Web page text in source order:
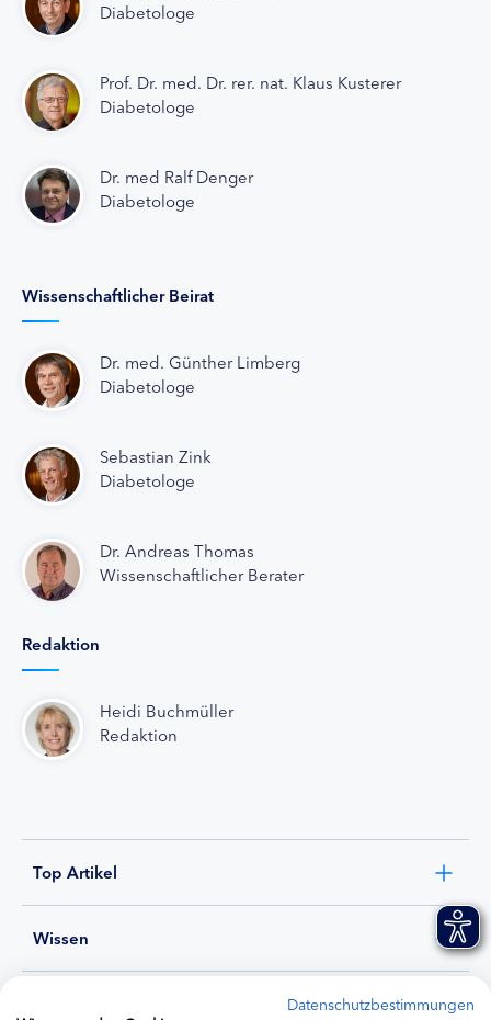
Diabetologe
Prof. Dr. med. Dr. rer. nat. Klaus Kusterer
Diabetologe
Dr. med Ralf Denger
Diabetologe
Wissenschaftlicher Beirat
Dr. med. Günther Limberg
Diabetologe
Sebastian Zink
Diabetologe
Dr. Andreas Thomas
Wissenschaftlicher Berater
Redaktion
Heidi Buchmüller
Redaktion
Top Artikel
Wissen
Datenschutzbestimmungen